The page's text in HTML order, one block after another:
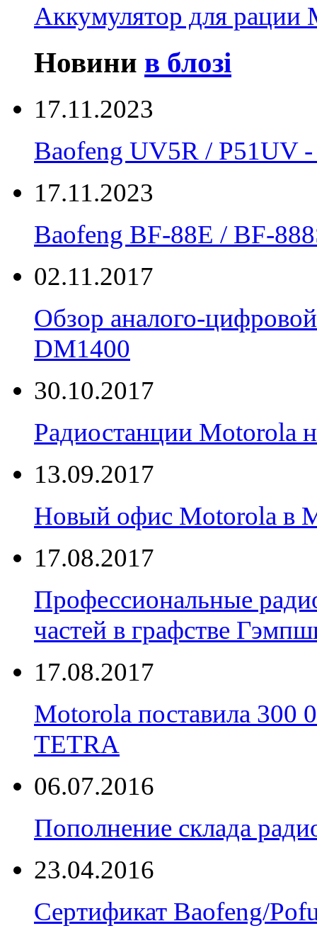
Аккумулятор для рации
Новини в блозі
17.11.2023
Baofeng UV5R /
17.11.2023
Вaofeng BF-88E / BF-
02.11.2017
Обзор аналого-
DM1400
30.10.2017
Радиостанции Motorola
13.09.2017
Новый офис Motorola в
17.08.2017
Профессиональные
частей в графстве
17.08.2017
Motorola поставила
TETRA
06.07.2016
Пополнение склада
23.04.2016
Сертификат Baofeng/